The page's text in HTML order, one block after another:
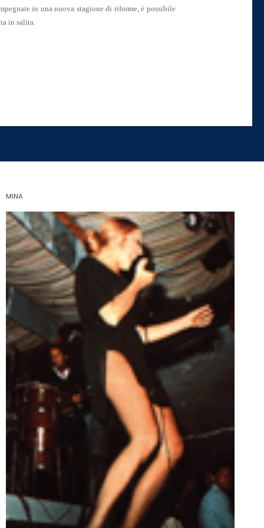
in una nuova stagione di riforme, è possibile
in salita.
MINA